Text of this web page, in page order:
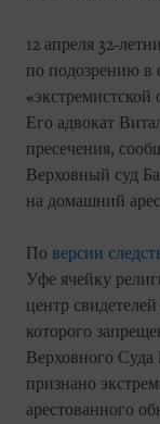
12 апреля 32-
по подозрению в
Его адвокат
пресечения,
Верховный суд
на домашний
По версии
Уфе ячейку
центр
которого
Верховного
признано
арестованного